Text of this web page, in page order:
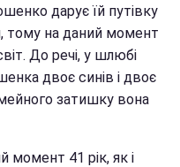
дарує їй путівку
тому на даний момент
До речі, у шлюбі
двоє синів і двоє
затишку вона
момент 41 рік, як і